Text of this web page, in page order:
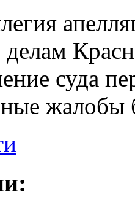
суда
жалобы